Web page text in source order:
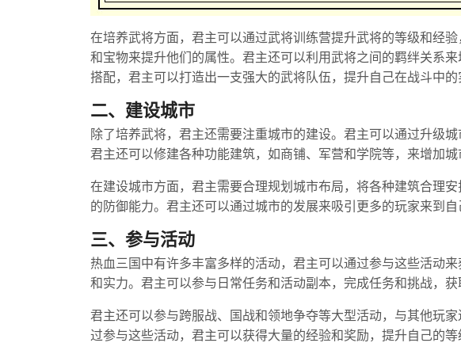
在培养武将方面，君主可以通过武将训练营提升武将的等级和经
和宝物来提升他们的属性。君主还可以利用武将之间的羁绊关系
搭配，君主可以打造出一支强大的武将队伍，提升自己在战斗中的
二、建设城市
除了培养武将，君主还需要注重城市的建设。君主可以通过升级
君主还可以修建各种功能建筑，如商铺、军营和学院等，来增加城
在建设城市方面，君主需要合理规划城市布局，将各种建筑合理
的防御能力。君主还可以通过城市的发展来吸引更多的玩家来到
三、参与活动
热血三国中有许多丰富多样的活动，君主可以通过参与这些活动
和实力。君主可以参与日常任务和活动副本，完成任务和挑战，获
君主还可以参与跨服战、国战和领地争夺等大型活动，与其他玩
过参与这些活动，君主可以获得大量的经验和奖励，提升自己的等